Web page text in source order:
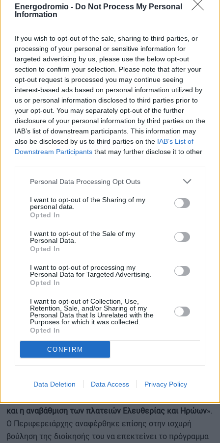
Energodromio - Do Not Process My Personal
Information
If you wish to opt-out of the sale, sharing to third parties, or
processing of your personal or sensitive information for
targeted advertising by us, please use the below opt-out
section to confirm your selection. Please note that after your
opt-out request is processed you may continue seeing
interest-based ads based on personal information utilized by
us or personal information disclosed to third parties prior to
your opt-out. You may separately opt-out of the further
disclosure of your personal information by third parties on the
IAB’s list of downstream participants. This information may
also be disclosed by us to third parties on the IAB’s List of
Downstream Participants that may further disclose it to other
Personal Data Processing Opt Outs
I want to opt-out of the Sharing of my
personal data.
Opted In
I want to opt-out of the Sale of my
Personal Data.
Opted In
I want to opt-out of processing my
Personal Data for Targeted Advertising.
Opted In
I want to opt-out of Collection, Use,
Retention, Sale, and/or Sharing of my
Personal Data that Is Unrelated with the
Purposes for which it was collected.
Opted In
CONFIRM
Data Deletion Data Access Privacy Policy
Δήμαρχοεπισκέφθηκε τους χώρους που αναμένεται να
διεξαχθούν οι εργασίες για την κατασκευή αρδευτικού
του Νέου Ψυχικού.
«Η Περιφέρεια Αττικής και ο Δήμος Φιλοθέης – Ψυχικού
στέλνουμε σαφές μήνυμα συνεργασίας, βάζοντας σε
τροχιά την υλοποίηση έργων άμεσων προτεραιοτήτων,
που αφήνουν απτό αποτύπωμα στην καθημερινότητα των
Χαρδαλιάς. Και πρόσθεσε: «Επισκεπτόμαστε κάθε μέρα
και μια διαφορετική γειτονιά και έχει μεγάλη αξία οι
παρακολουθούν τι λέμε. Γιατί τελικά κρινόμαστε από το
πώς θα κάνουμε καλύτερη την καθημερινότητα του
απλού πολίτη. Η αλήθεια είναι ότι ο Δήμος Φιλοθέης-
Ψυχικού, για διάφορους λόγους, τα προηγούμενα χρόνια
είχε μείνει έξω από τις χρηματοδοτήσεις. Αυτή τη
προτεραιότητες:το αρδευτικό έργο – το οποίο θέλουμε
και η αναβάθμιση των πλατειών Ελευθερίας και Ηρώων».
Ο Περιφερειάρχης αναφέρθηκε επίσης στην ισχυρή
βούληση της διοίκησής του να επεκτείνει το πρόγραμμα